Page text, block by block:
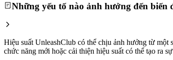
Những yếu tố nào ảnh hưởng đến biến
Hiệu suất UnleashClub có thể chịu ảnh hưởng từ một
chức năng mới hoặc cải thiện hiệu suất có thể tạo ra